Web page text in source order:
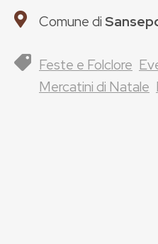
Comune di
Feste e Folclore
Mercatini di Natale